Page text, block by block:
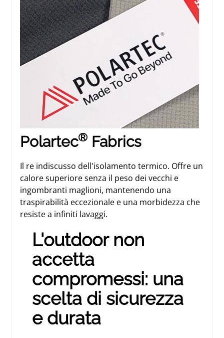
Polartec® Fabrics
Il re indiscusso dell'isolamento termico. Offre un
calore superiore senza il peso dei vecchi e
ingombranti maglioni, mantenendo una
traspirabilità eccezionale e una morbidezza che
resiste a infiniti lavaggi.
L'outdoor non
accetta
compromessi: una
scelta di sicurezza
e durata